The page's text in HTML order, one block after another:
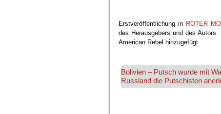
Erstveröffentlichung in ROTER
des Herausgebers und des
American Rebel hinzugefügt.
Bolivien – Putsch wurde mit
Russland die Putschisten